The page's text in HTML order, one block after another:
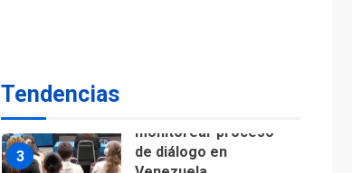
Tendencias
3
monitorear proceso
de diálogo en